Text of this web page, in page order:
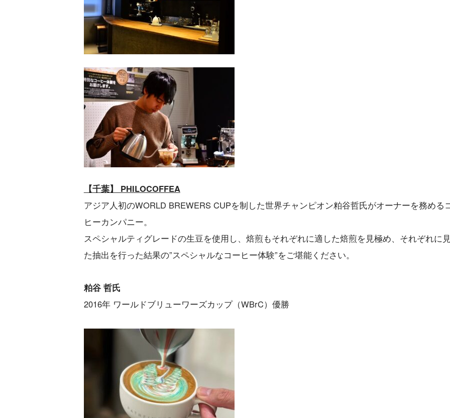
【千葉】 PHILOCOFFEA
アジア人初のWORLD BREWERS CUPを制した世界チャンピオン粕谷哲氏がオーナーを務める
ヒーカンパニー。
スペシャルティグレードの生豆を使用し、焙煎もそれぞれに適した焙煎を見極め、それぞれに
た抽出を行った結果の”スペシャルなコーヒー体験”をご堪能ください。
粕谷 哲氏
2016年 ワールドブリューワーズカップ（WBrC）優勝